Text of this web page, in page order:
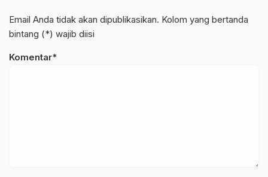
Email Anda tidak akan dipublikasikan. Kolom yang bertanda
bintang (*) wajib diisi
Komentar*